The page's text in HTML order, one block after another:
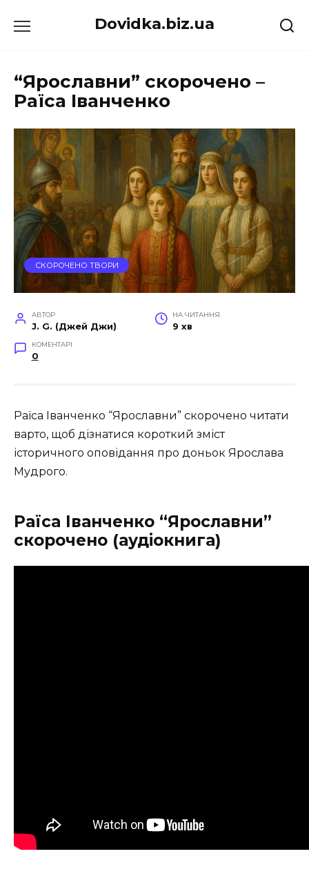
до
Dovidka.biz.ua
“Ярославни” скорочено –
Раїса Іванченко
СКОРОЧЕНО ТВОРИ
АВТОР
J. G. (Джей Джи)
НА ЧИТАННЯ
9 хв
КОМЕНТАРІ
0
Раїса Іванченко “Ярославни” скорочено читати
варто, щоб дізнатися короткий зміст
історичного оповідання про доньок Ярослава
Мудрого.
Раїса Іванченко “Ярославни”
скорочено (аудіокнига)